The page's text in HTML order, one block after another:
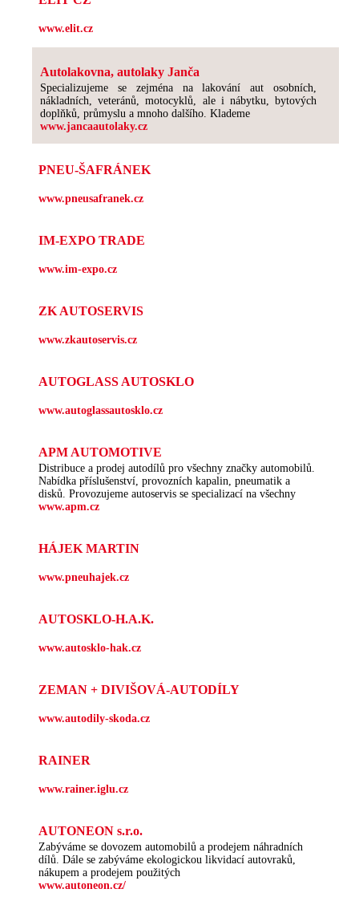
www.elit.cz
Autolakovna, autolaky Janča
Specializujeme se zejména na lakování aut osobních,
nákladních, veteránů, motocyklů, ale i nábytku, bytových
doplňků, průmyslu a mnoho dalšího. Klademe
www.jancaautolaky.cz
PNEU-ŠAFRÁNEK
www.pneusafranek.cz
IM-EXPO TRADE
www.im-expo.cz
ZK AUTOSERVIS
www.zkautoservis.cz
AUTOGLASS AUTOSKLO
www.autoglassautosklo.cz
APM AUTOMOTIVE
Distribuce a prodej autodílů pro všechny značky automobilů.
Nabídka příslušenství, provozních kapalin, pneumatik a
disků. Provozujeme autoservis se specializací na všechny
www.apm.cz
HÁJEK MARTIN
www.pneuhajek.cz
AUTOSKLO-H.A.K.
www.autosklo-hak.cz
ZEMAN + DIVIŠOVÁ-AUTODÍLY
www.autodily-skoda.cz
RAINER
www.rainer.iglu.cz
AUTONEON s.r.o.
Zabýváme se dovozem automobilů a prodejem náhradních
dílů. Dále se zabýváme ekologickou likvidací autovraků,
nákupem a prodejem použitých
www.autoneon.cz/